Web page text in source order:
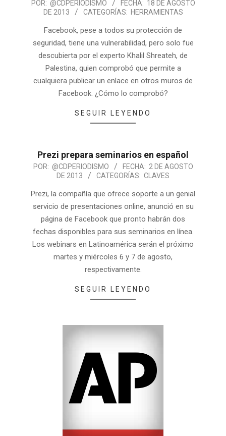
POR: @CDPERIODISMO FECHA: 18 DE AGOSTO
DE 2013
CATEGORÍAS: HERRAMIENTAS
Facebook, pese a todos su protección de
seguridad, tiene una vulnerabilidad, pero solo fue
descubierta por el experto Khalil Shreateh, de
Palestina, quien comprobó que permite a
cualquiera publicar un enlace en otros muros de
Facebook. ¿Cómo lo comprobó?
SEGUIR LEYENDO
Prezi prepara seminarios en español
POR: @CDPERIODISMO FECHA: 2 DE AGOSTO
DE 2013
CATEGORÍAS: CLAVES
Prezi, la compañía que ofrece soporte a un genial
servicio de presentaciones online, anunció en su
página de Facebook que pronto habrán dos
fechas disponibles para sus seminarios en línea.
Los webinars en Latinoamérica serán el próximo
martes y miércoles 6 y 7 de agosto,
respectivamente.
SEGUIR LEYENDO